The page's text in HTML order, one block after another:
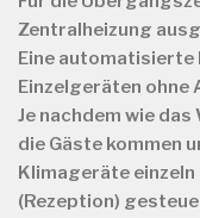
Zentralheizung
Eine automatisierte
Einzelgeräten
Je nachdem wie
die Gäste kommen
Klimageräte
(Rezeption)